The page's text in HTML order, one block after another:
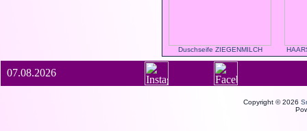
Duschseife ZIEGENMILCH
07.08.2026
Copyright © 2026